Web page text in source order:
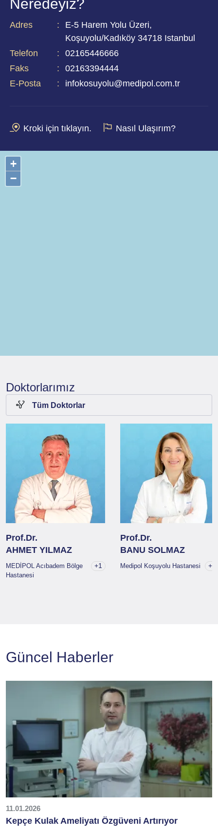
Neredeyiz?
Adres
E-5 Harem Yolu Üzeri,
Koşuyolu/Kadıköy 34718 Istanbul
Telefon
02165446666
Faks
02163394444
E-Posta
infokosuyolu@medipol.com.tr
Kroki için tıklayın. Nasıl Ulaşırım?
+
−
Doktorlarımız
Tüm Doktorlar
Prof.Dr.
AHMET YILMAZ
MEDİPOL Acıbadem Bölge
Hastanesi
+1
Prof.Dr.
BANU SOLMAZ
Medipol Koşuyolu Hastanesi +1
Güncel Haberler
11.01.2026
Kepçe Kulak Ameliyatı Özgüveni Artırıyor